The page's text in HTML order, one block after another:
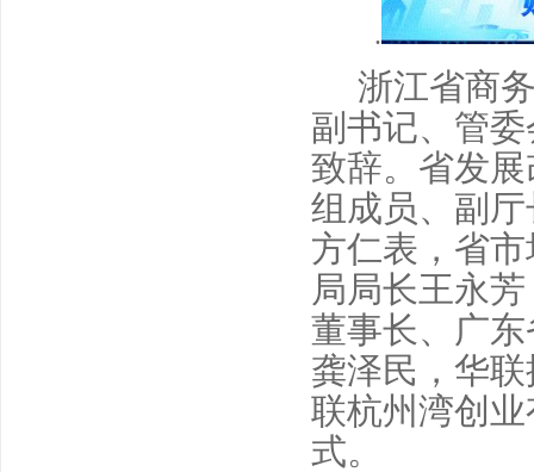
.
浙江省商
副书记、管
致辞。省发
组成员、副
方仁表，省
局局长王永
董事长、广
龚泽民，华
联杭州湾创
式。